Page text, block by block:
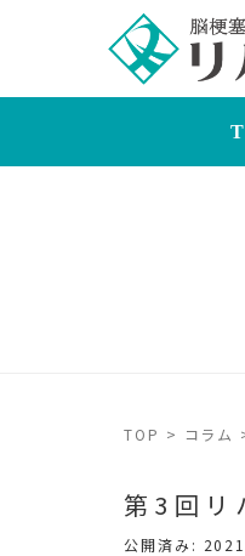
TOP > コラム
第3回
公開済み: